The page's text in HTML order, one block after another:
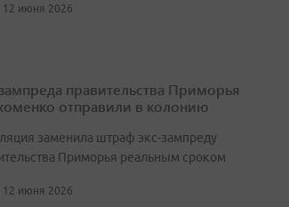
12 июня 2026
правительства Приморья
отправили в колонию
заменила штраф экс-зампреду
Приморья реальным сроком
12 июня 2026